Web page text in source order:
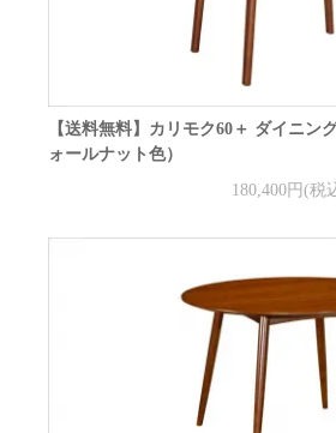
【送料無料】カリモク60＋ ダイニン
ォールナット色）
180,400円(税